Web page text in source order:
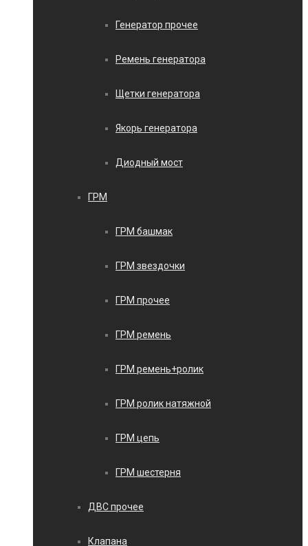
Генератор прочее
Ремень генератора
Щетки генератора
Якорь генератора
Диодный мост
ГРМ
ГРМ башмак
ГРМ звездочки
ГРМ прочее
ГРМ ремень
ГРМ ремень+ролик
ГРМ ролик натяжной
ГРМ цепь
ГРМ шестерня
ДВС прочее
Клапана